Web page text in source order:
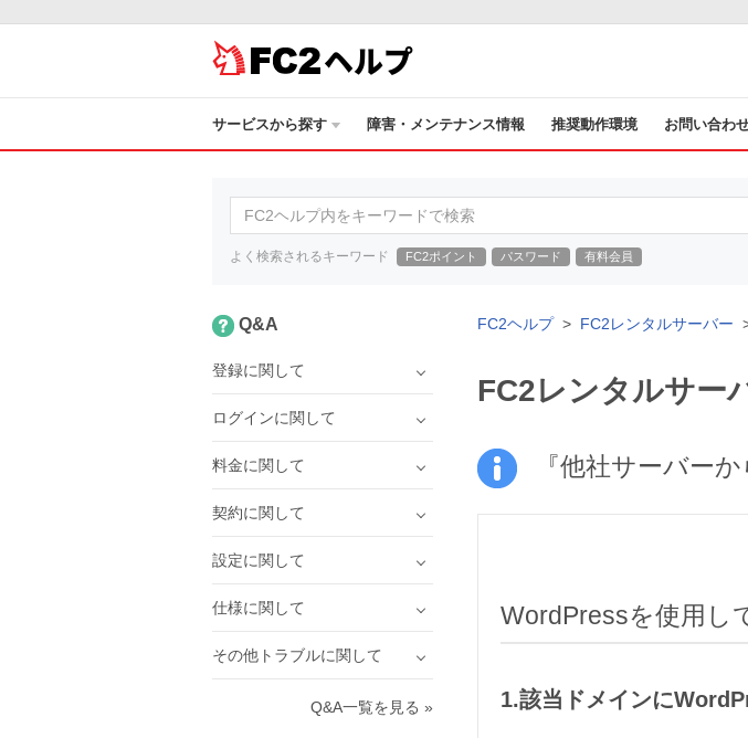
ヘルプ
サービスから探す 障害・メンテナンス情報 推奨動作環境 お問い合わ
よく検索されるキーワード FC2ポイント パスワード 有料会員
FC2ヘルプ FC2レンタルサーバー
FC2レンタルサー
『他社サーバー
WordPressを使用し
1.該当ドメインに
Q&A
登録に関して
ログインに関して
料金に関して
契約に関して
設定に関して
仕様に関して
その他トラブルに関して
Q&A一覧を見る »